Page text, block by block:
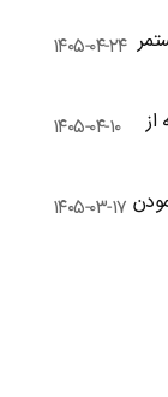
۱۴۰۵-۰۴-۲۴
۱۴۰۵-۰۴-۱۰
۱۴۰۵-۰۳-۱۷